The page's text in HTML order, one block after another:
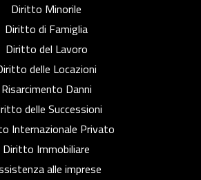
Diritto Minorile
Diritto di Famiglia
Diritto del Lavoro
delle Locazioni
Risarcimento Danni
delle Successioni
Internazionale Privato
Diritto Immobiliare
alle imprese